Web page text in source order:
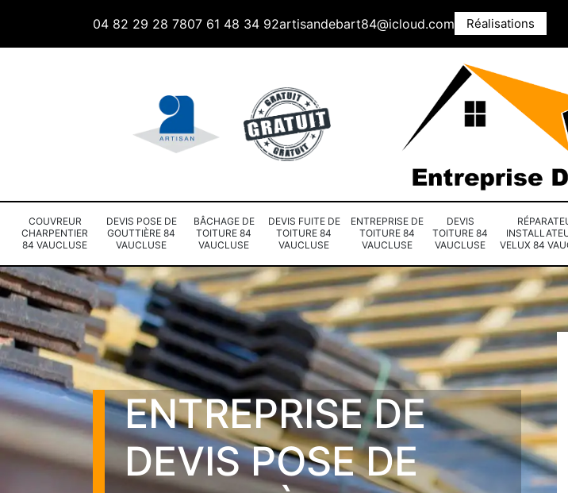
04 82 29 28 7807 61 48 34 92artisandebart84@icloud.com Réalisations
COUVREUR
CHARPENTIER
84 VAUCLUSE
DEVIS POSE DE
GOUTTIÈRE 84
VAUCLUSE
BÂCHAGE DE
TOITURE 84
VAUCLUSE
DEVIS FUITE DE
TOITURE 84
VAUCLUSE
ENTREPRISE DE
TOITURE 84
VAUCLUSE
DEVIS
TOITURE 84
VAUCLUSE
VELUX 84
ENTREPRISE DE
DEVIS POSE DE